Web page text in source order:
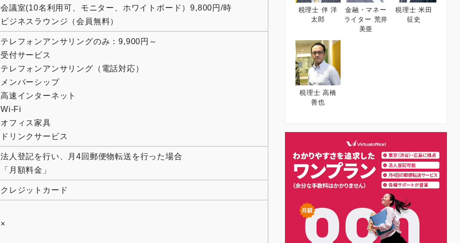
会議室(10名利用可、モニター、ホワイトボード）9,800円/時
ビジネスラウンジ（会員無料）
テレフォンアンサリングのみ：9,900円～
受付サービス
テレフォンアンサリング（電話対応）
メンバーシップ
高速インターネット
Wi-Fi
オフィス家具
ドリンクサービス
法人登記を行い、月4回郵便物転送を行った場合
「月額料金」
クレジットカード
×
税理士 伴 洋
太郎
金融・マネー
ライター 荒井
美亜
税理士 米田
征史
税理士 高橋
善也